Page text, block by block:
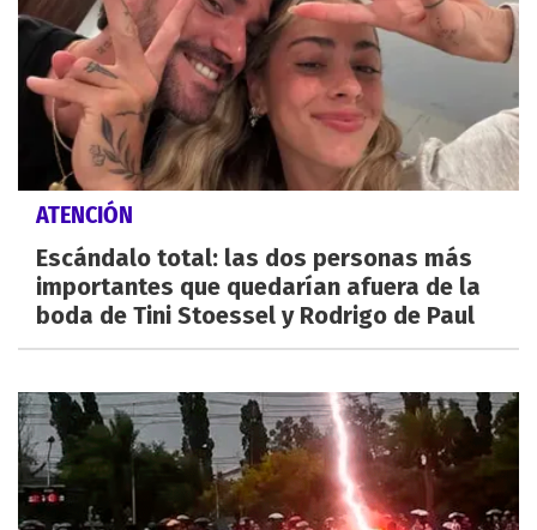
ATENCIÓN
Escándalo total: las dos personas más
importantes que quedarían afuera de la
boda de Tini Stoessel y Rodrigo de Paul